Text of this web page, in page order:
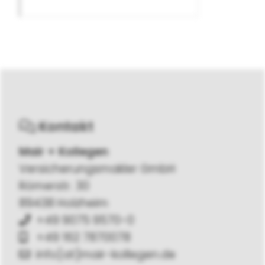
Kontakt
Mair + Kollegen
Versicherungsmakler GmbH
Römerstr. 30
89438 Holzheim
+49 9075 9570-0
+49 162 7870078
info[at]mair-kollegen.de